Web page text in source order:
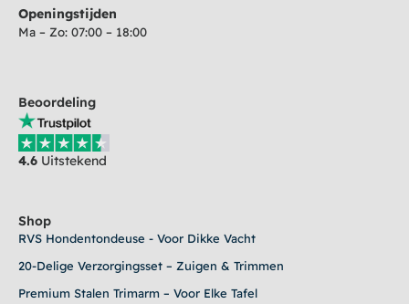
Openingstijden
Ma – Zo: 07:00 – 18:00
Beoordeling
4.6 Uitstekend
Shop
RVS Hondentondeuse - Voor Dikke Vacht
20-Delige Verzorgingsset – Zuigen & Trimmen
Premium Stalen Trimarm – Voor Elke Tafel